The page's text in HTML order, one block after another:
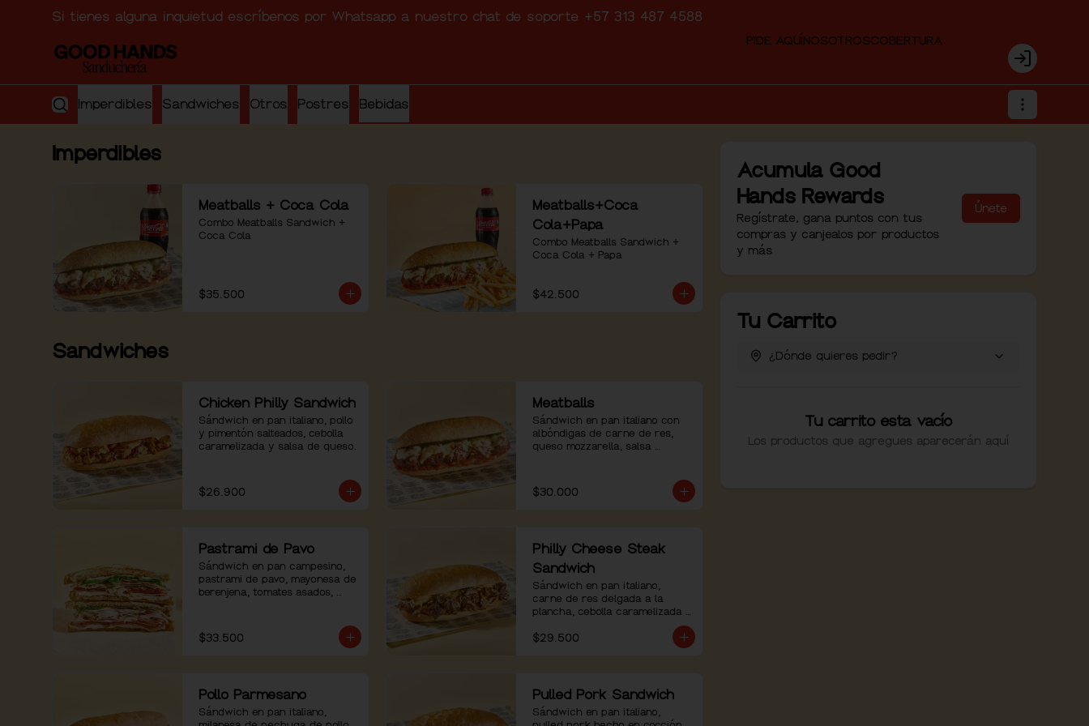
Si tienes alguna inquietud escríbenos por Whatsapp a nuestro chat de soporte +57 313 487 4588
PIDE AQUÍNOSOTROSCOBERTURA
Login
Imperdibles Sandwiches Otros Postres Bebidas
Imperdibles
Meatballs + Coca Cola
Combo Meatballs Sandwich +
Coca Cola
$35.500
Meatballs+Coca
Cola+Papa
Combo Meatballs Sandwich +
Coca Cola + Papa
$42.500
Sandwiches
Chicken Philly Sandwich
Sándwich en pan italiano, pollo
y pimentón salteados, cebolla
caramelizada y salsa de queso.
$26.900
Meatballs
Sándwich en pan italiano con
albóndigas de carne de res,
queso mozzarella, salsa
$30.000
Pastrami de Pavo
Sándwich en pan campesino,
pastrami de pavo, mayonesa de
berenjena, tomates asados,
$33.500
Philly Cheese Steak
Sandwich
Sándwich en pan italiano,
carne de res delgada a la
plancha, cebolla caramelizada y
$29.500
Pollo Parmesano
Sándwich en pan italiano,
Pulled Pork Sandwich
Sándwich en pan italiano,
Acumula Good
Hands Rewards
Regístrate, gana puntos con tus
compras y canjealos por productos
y más
Únete
Tu Carrito
¿Dónde quieres pedir?
Tu carrito esta vacío
Los productos que agregues aparecerán aquí